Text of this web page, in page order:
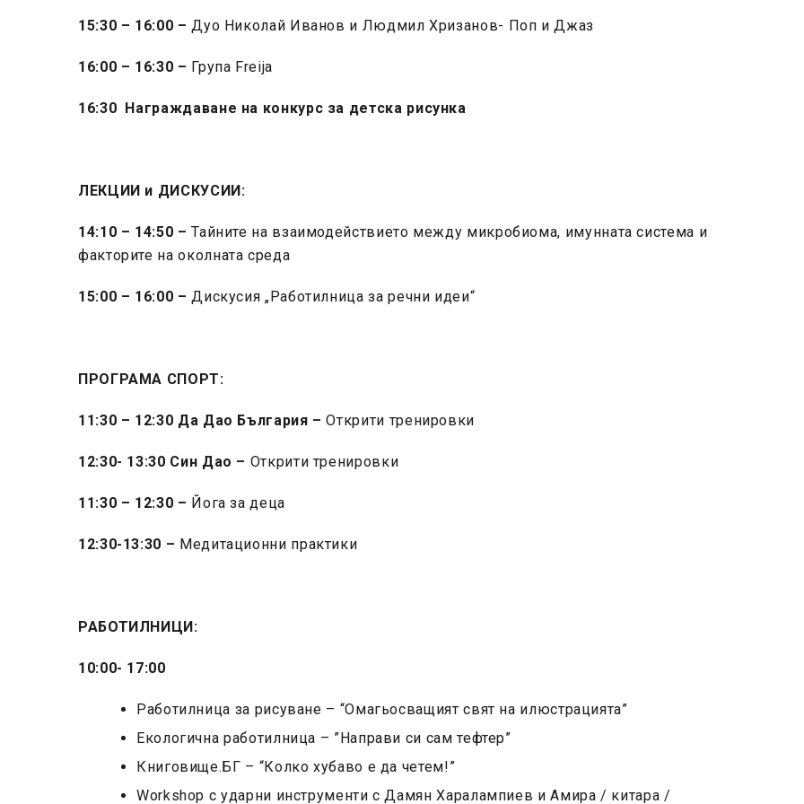
15:30 – 16:00 – Дуо Николай Иванов и Людмил Хризанов- Поп и Джаз
16:00 – 16:30 – Група Freija
16:30 Награждаване на конкурс за детска рисунка
ЛЕКЦИИ и ДИСКУСИИ:
14:10 – 14:50 –Тайните на взаимодействието между микробиома, имунната система и
факторите на околната среда
15:00 – 16:00 – Дискусия „Работилница за речни идеи“
ПРОГРАМА СПОРТ:
11:30 – 12:30 Да Дао България –Открити тренировки
12:30- 13:30 Син Дао – Открити тренировки
11:30 – 12:30 – Йога за деца
12:30-13:30 – Медитационни практики
РАБОТИЛНИЦИ:
10:00- 17:00
Работилница за рисуване – “Омагьосващият свят на илюстрацията”
Екологична работилница – ”Направи си сам тефтер”
Книговище.БГ – “Колко хубаво е да четем!”
Workshop с ударни инструменти с Дамян Харалампиев и Амира / китара /